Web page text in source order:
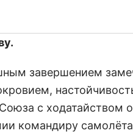
завершением
с ходатайством
командиру